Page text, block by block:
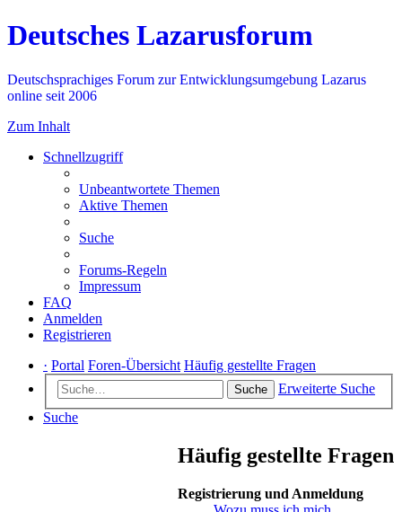
Deutsches Lazarusforum
Deutschsprachiges Forum zur Entwicklungsumgebung Lazarus
online seit 2006
Zum Inhalt
Schnellzugriff
Unbeantwortete Themen
Aktive Themen
Suche
Forums-Regeln
Impressum
FAQ
Anmelden
Registrieren
· Portal Foren-Übersicht Häufig gestellte Fragen
Suche
Erweiterte Suche
Suche
Häufig gestellte Fragen
Registrierung und Anmeldung